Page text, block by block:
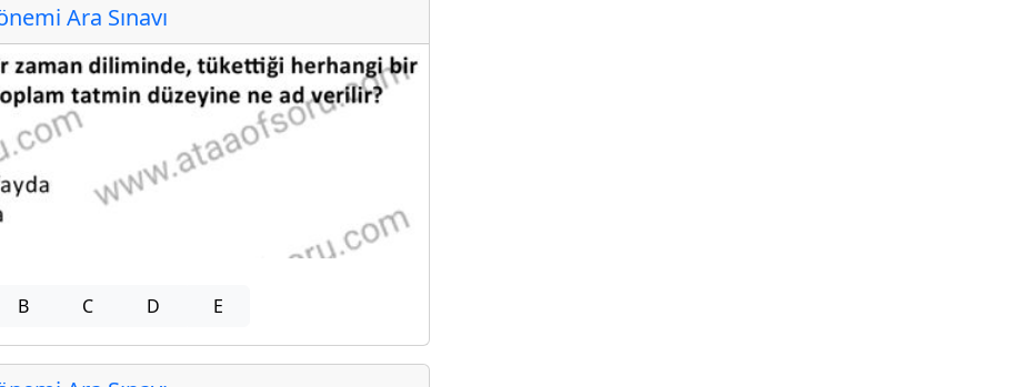
Ara Sınavı
B C D E